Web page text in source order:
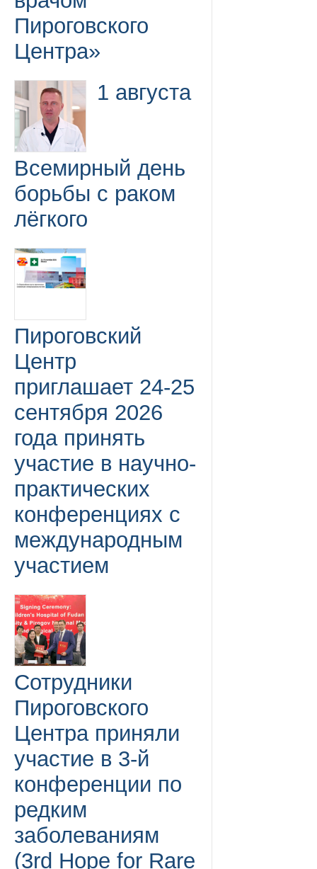
Пироговского
Центра»
1 августа
Всемирный день
борьбы с раком
лёгкого
Пироговский
Центр
приглашает 24-25
сентября 2026
года принять
участие в научно-
практических
конференциях с
международным
участием
Сотрудники
Пироговского
Центра приняли
участие в 3-й
конференции по
редким
заболеваниям
(3rd Hope for Rare